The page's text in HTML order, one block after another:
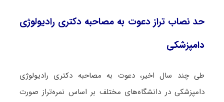
حد نصاب تراز دعوت به مصاحبه دکتری رادیولوژی
دامپزشکی
طی چند سال اخیر، دعوت به مصاحبه دکتری رادیولوژی
دامپزشکی در دانشگاه‌های مختلف بر اساس نمره‌تراز صورت